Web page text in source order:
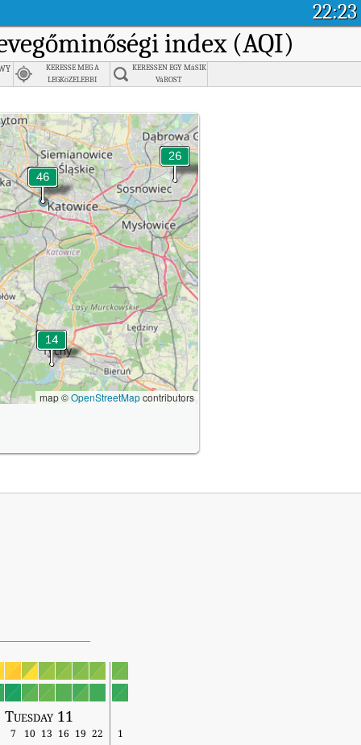
22:23
index (AQI)
KERESSE MEG A
LEGKöZELEBBI
KERESSEN EGY MáSIK
VáROST
map ©OpenStreetMapcontributors
Tuesday 11
7 10 13 16 19 22 1